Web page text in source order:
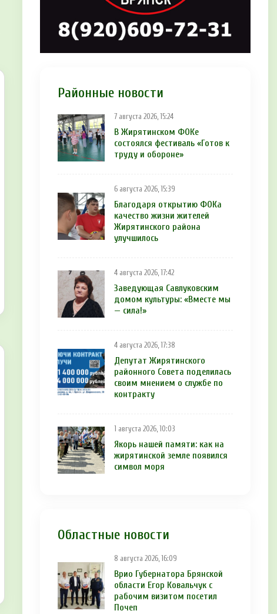
Районные новости
7 августа 2026, 15:24
В Жирятинском ФОКе
состоялся фестиваль «Готов к
труду и обороне»
6 августа 2026, 15:39
Благодаря открытию ФОКа
качество жизни жителей
Жирятинского района
улучшилось
4 августа 2026, 17:42
Заведующая Савлуковским
домом культуры: «Вместе мы
— сила!»
4 августа 2026, 17:38
Депутат Жирятинского
районного Совета поделилась
своим мнением о службе по
контракту
1 августа 2026, 10:03
Якорь нашей памяти: как на
жирятинской земле появился
символ моря
Областные новости
8 августа 2026, 16:09
Врио Губернатора Брянской
области Егор Ковальчук с
рабочим визитом посетил
Почеп